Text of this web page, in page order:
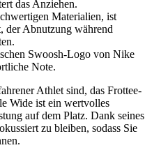
das Anziehen.
Materialien, ist
der Abnutzung während
Swoosh-Logo von Nike
Note.
Athlet sind, das Frottee-
Wide ist ein wertvolles
auf dem Platz. Dank seines
zu bleiben, sodass Sie